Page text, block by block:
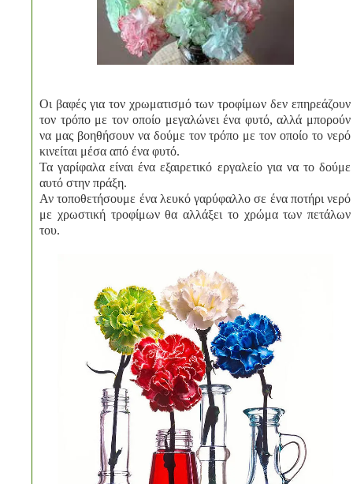
Οι βαφές για τον χρωματισμό των τροφίμων δεν επηρεάζουν
τον τρόπο με τον οποίο μεγαλώνει ένα φυτό, αλλά μπορούν
να μας βοηθήσουν να δούμε τον τρόπο με τον οποίο το νερό
κινείται μέσα από ένα φυτό.
Τα γαρίφαλα είναι ένα εξαιρετικό εργαλείο για να το δούμε
αυτό στην πράξη.
Αν τοποθετήσουμε ένα λευκό γαρύφαλλο σε ένα ποτήρι νερό
με χρωστική τροφίμων θα αλλάξει το χρώμα των πετάλων
του.